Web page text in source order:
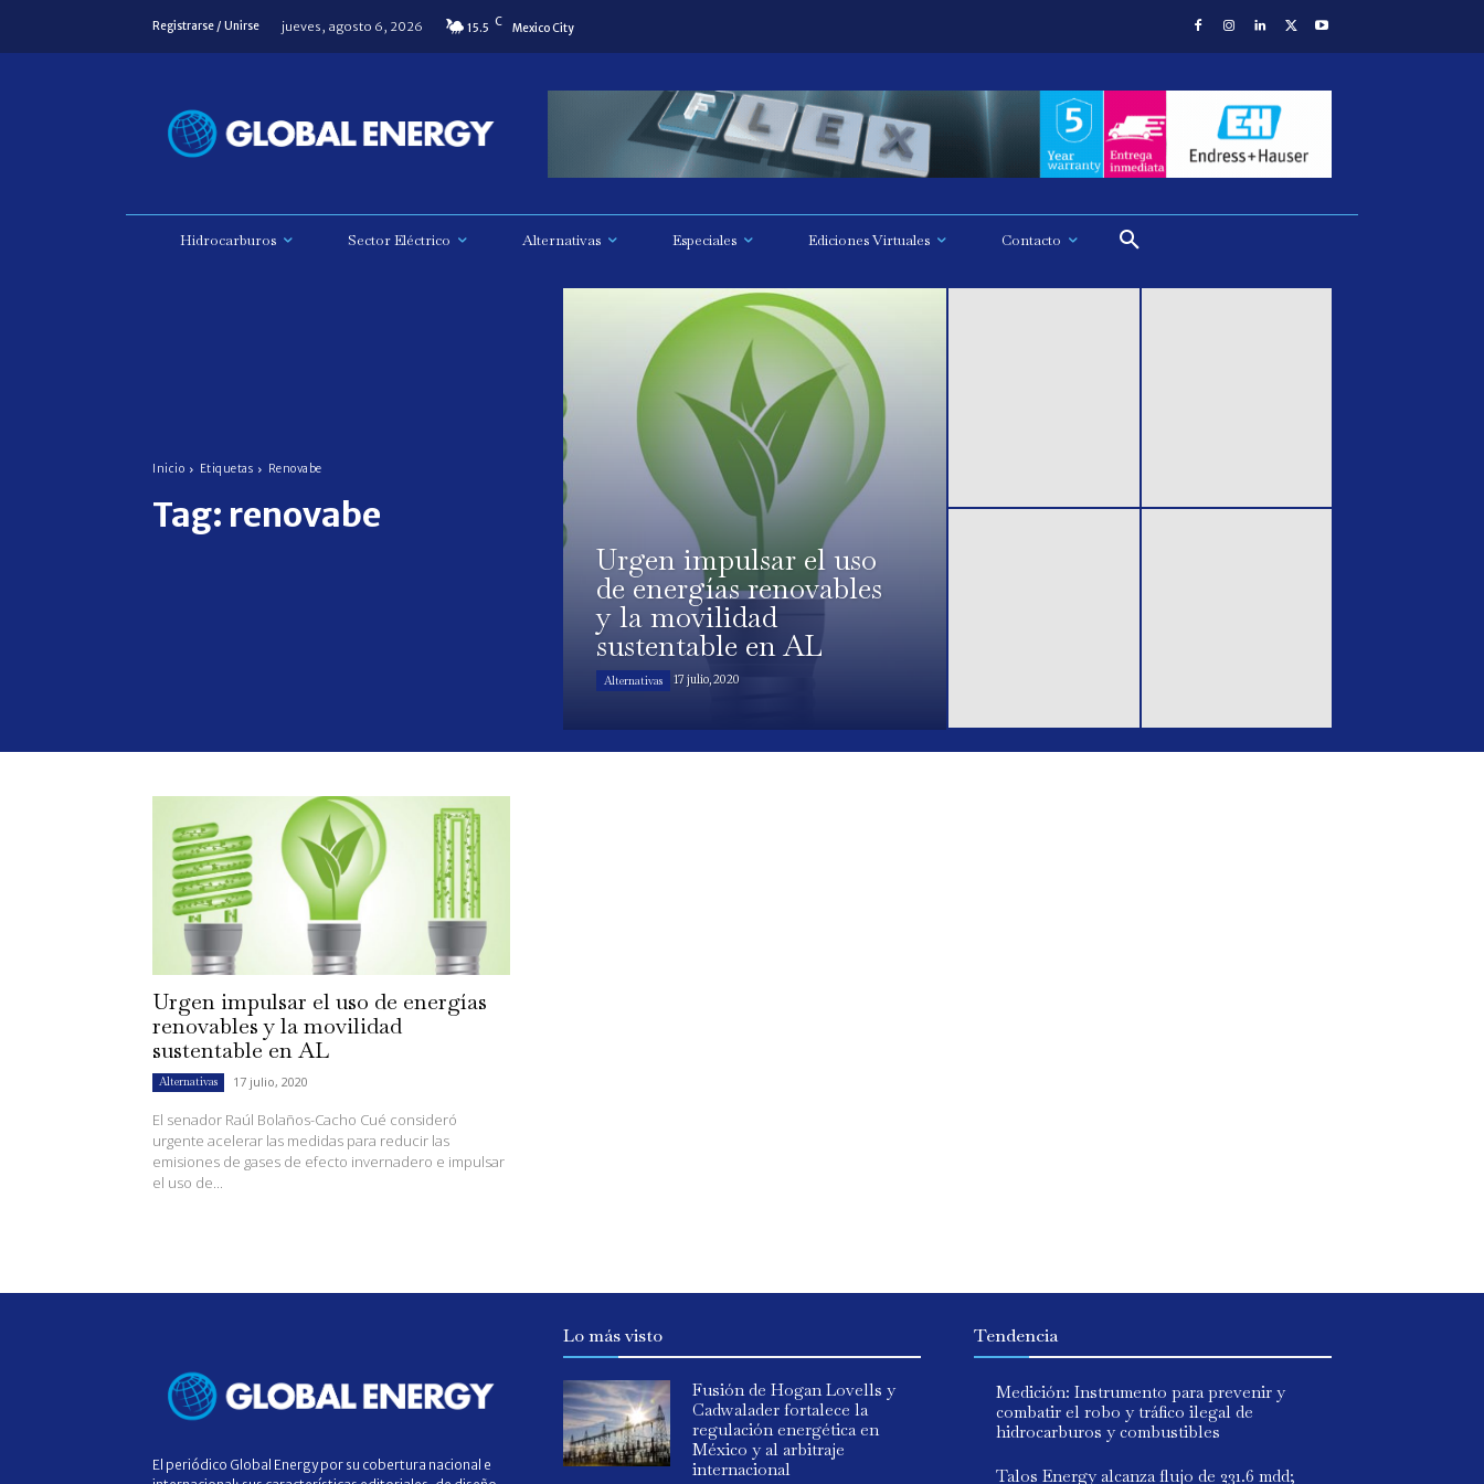
Registrarse / Unirse jueves, agosto 6, 2026 15.5 C Mexico City
Hidrocarburos Sector Eléctrico Alternativas Especiales Ediciones Virtuales Contacto
Inicio Etiquetas Renovabe
Tag: renovabe
Urgen impulsar el uso
de energías renovables
y la movilidad
sustentable en AL
Alternativas 17 julio, 2020
Urgen impulsar el uso de energías
renovables y la movilidad
sustentable en AL
Alternativas 17 julio, 2020
El senador Raúl Bolaños-Cacho Cué consideró
urgente acelerar las medidas para reducir las
emisiones de gases de efecto invernadero e impulsar
el uso de...
El periódico Global Energy por su cobertura nacional e
Lo más visto
Fusión de Hogan Lovells y
Cadwalader fortalece la
regulación energética en
México y al arbitraje
internacional
Tendencia
Medición: Instrumento para prevenir y
combatir el robo y tráfico ilegal de
hidrocarburos y combustibles
Talos Energy alcanza flujo de 231.6 mdd;